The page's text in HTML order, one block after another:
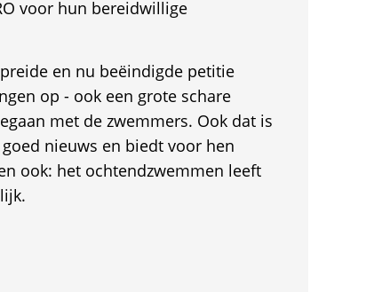
voor hun bereidwillige
en nu beëindigde petitie
op - ook een grote schare
met de zwemmers. Ook dat is
nieuws en biedt voor hen
ook: het ochtendzwemmen leeft